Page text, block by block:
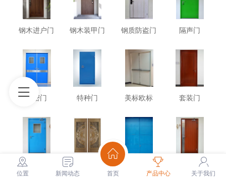
钢木进户门 钢木装甲门 钢质防盗门 隔声门
气密门 特种门 美标欧标 套装门
医疗门 防盗进户门
位置 新闻动态 首页 产品中心 关于我们